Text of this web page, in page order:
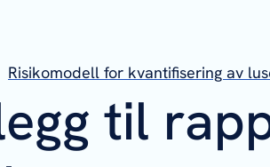
Risikomodell for kvantifisering av
til